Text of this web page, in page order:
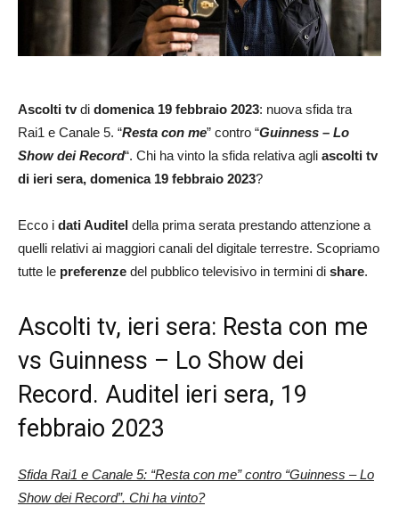
Ascolti tvdi domenica 19 febbraio 2023: nuova sfida tra
Rai1 e Canale 5. “Resta con me” contro “Guinness – Lo
Show dei Record“. Chi ha vinto la sfida relativa agli ascolti tv
di ieri sera, domenica 19 febbraio 2023?
Ecco i dati Auditel della prima serata prestando attenzione a
quelli relativi ai maggiori canali del digitale terrestre. Scopriamo
tutte le preferenze del pubblico televisivo in termini di share.
Ascolti tv, ieri sera: Resta con me
vs Guinness – Lo Show dei
Record. Auditel ieri sera, 19
febbraio 2023
Sfida Rai1 e Canale 5: “Resta con me” contro “Guinness – Lo
Show dei Record”. Chi ha vinto?